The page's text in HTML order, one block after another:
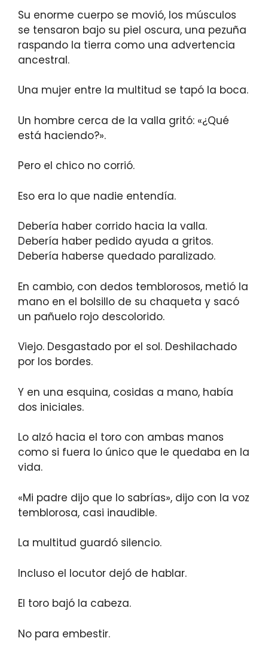
Su enorme cuerpo se movió, los músculos
se tensaron bajo su piel oscura, una pezuña
raspando la tierra como una advertencia
ancestral.
Una mujer entre la multitud se tapó la boca.
Un hombre cerca de la valla gritó: «¿Qué
está haciendo?».
Pero el chico no corrió.
Eso era lo que nadie entendía.
Debería haber corrido hacia la valla.
Debería haber pedido ayuda a gritos.
Debería haberse quedado paralizado.
En cambio, con dedos temblorosos, metió la
mano en el bolsillo de su chaqueta y sacó
un pañuelo rojo descolorido.
Viejo. Desgastado por el sol. Deshilachado
por los bordes.
Y en una esquina, cosidas a mano, había
dos iniciales.
Lo alzó hacia el toro con ambas manos
como si fuera lo único que le quedaba en la
vida.
«Mi padre dijo que lo sabrías», dijo con la voz
temblorosa, casi inaudible.
La multitud guardó silencio.
Incluso el locutor dejó de hablar.
El toro bajó la cabeza.
No para embestir.